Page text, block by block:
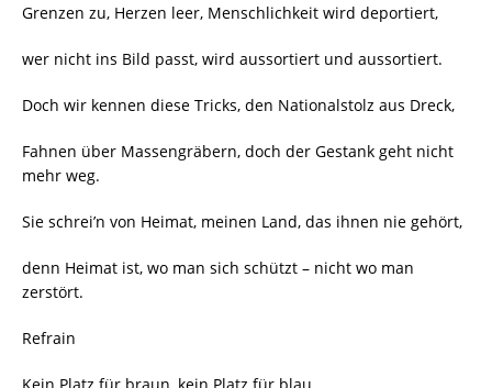
Grenzen zu, Herzen leer, Menschlichkeit wird deportiert,
wer nicht ins Bild passt, wird aussortiert und aussortiert.
Doch wir kennen diese Tricks, den Nationalstolz aus Dreck,
Fahnen über Massengräbern, doch der Gestank geht nicht
mehr weg.
Sie schrei’n von Heimat, meinen Land, das ihnen nie gehört,
denn Heimat ist, wo man sich schützt – nicht wo man
zerstört.
Refrain